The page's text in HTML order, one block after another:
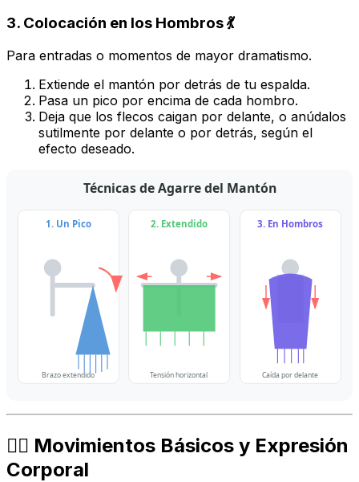
3. Colocación en los Hombros 💃
Para entradas o momentos de mayor dramatismo.
Extiende el mantón por detrás de tu espalda.
Pasa un pico por encima de cada hombro.
Deja que los flecos caigan por delante, o anúdalos
sutilmente por delante o por detrás, según el
efecto deseado.
Técnicas de Agarre del Mantón
1. Un Pico
Brazo extendido
2. Extendido
Tensión horizontal
3. En Hombros
Caída por delante
🤸‍♀️ Movimientos Básicos y Expresión
Corporal